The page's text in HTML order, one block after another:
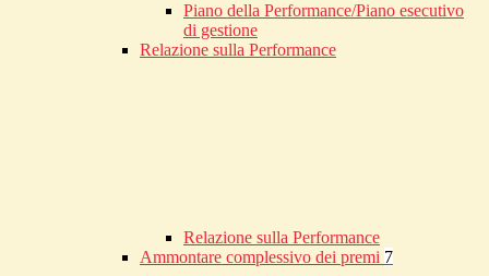
Piano della Performance/Piano esecutivo
di gestione
Relazione sulla Performance
Relazione sulla Performance
Ammontare complessivo dei premi 7